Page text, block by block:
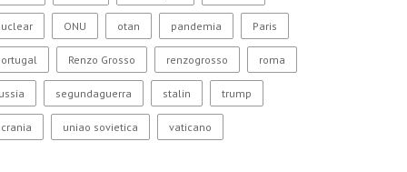
ONU otan pandemia Paris
Renzo Grosso renzogrosso roma
segundaguerra stalin trump
uniao sovietica vaticano